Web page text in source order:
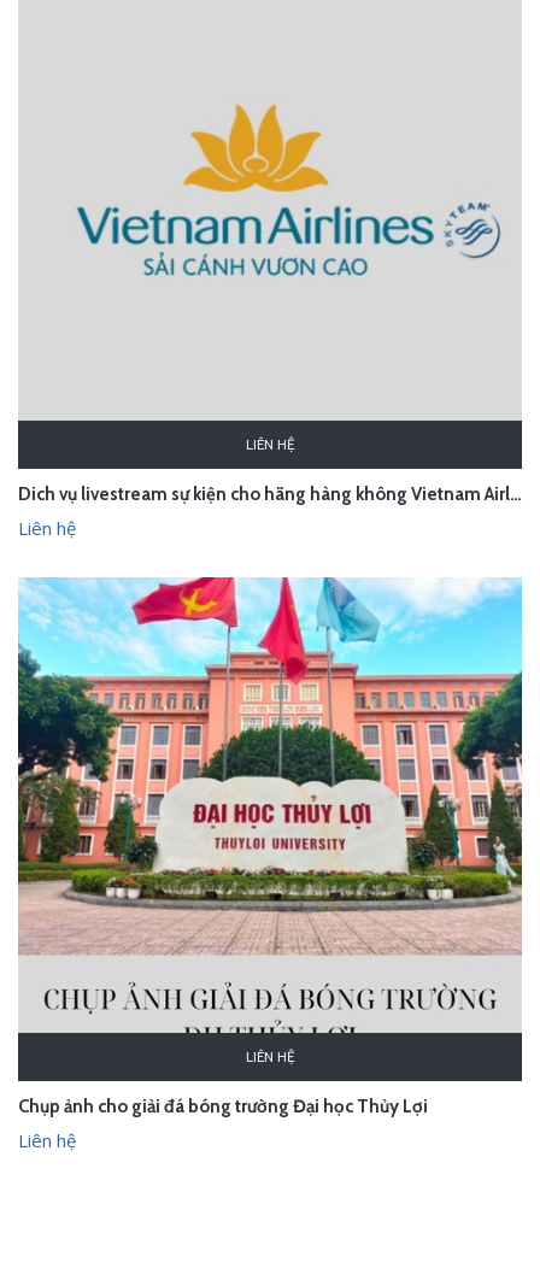
LIÊN HỆ
Dich vụ livestream sự kiện cho hãng hàng không Vietnam Airlines
Liên hệ
LIÊN HỆ
Chụp ảnh cho giải đá bóng trường Đại học Thủy Lợi
Liên hệ